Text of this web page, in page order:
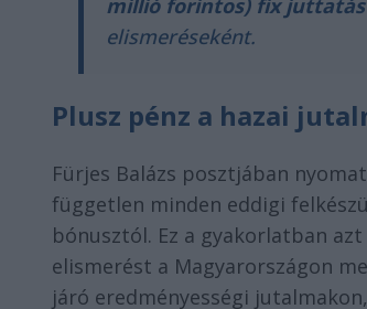
millió forintos) fix
elismeréseként.
Plusz pénz a hazai
Fürjes Balázs posztjában
független minden eddigi
bónusztól. Ez a gyakorlatban
elismerést a Magyarországon
járó eredményességi